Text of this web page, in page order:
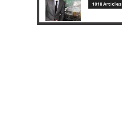
1018 Articles